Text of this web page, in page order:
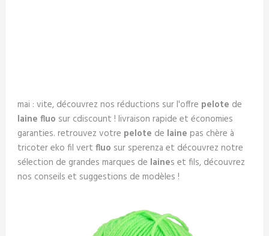
mai : vite, découvrez nos réductions sur l'offre pelote de
laine fluo sur cdiscount ! livraison rapide et économies
garanties. retrouvez votre pelote de laine pas chère à
tricoter eko fil vert fluo sur sperenza et découvrez notre
sélection de grandes marques de laines et fils, découvrez
nos conseils et suggestions de modèles !